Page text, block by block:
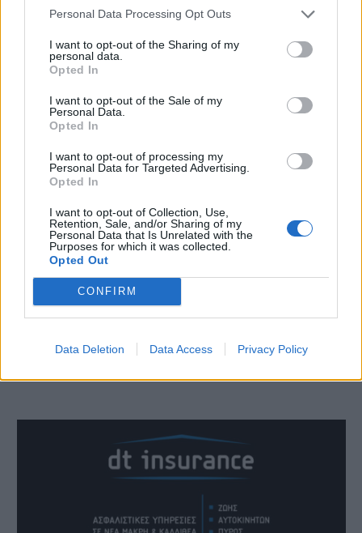
Personal Data Processing Opt Outs
I want to opt-out of the Sharing of my
personal data.
Opted In
I want to opt-out of the Sale of my
Personal Data.
Opted In
I want to opt-out of processing my
Personal Data for Targeted Advertising.
Opted In
I want to opt-out of Collection, Use,
Retention, Sale, and/or Sharing of my
Personal Data that Is Unrelated with the
Purposes for which it was collected.
Opted Out
CONFIRM
Data Deletion Data Access Privacy Policy
πρόοδο της νεολαίας μας.
Εύχομαι στην ΑΕ Γέρακα ακόμα μεγαλύτερες
επιτυχίες στη νέα αγωνιστική περίοδο και καλή
πορεία στα “σαλόνια” της Ανατολικής Αττικής, στο
νέο της γήπεδο».